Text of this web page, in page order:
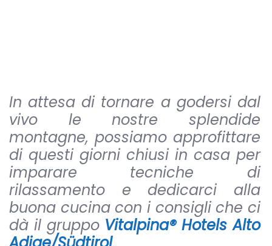
In attesa di tornare a godersi dal
vivo le nostre splendide
montagne, possiamo approfittare
di questi giorni chiusi in casa per
imparare tecniche di
rilassamento e dedicarci alla
buona cucina con i consigli che ci
dà il gruppo Vitalpina® Hotels Alto